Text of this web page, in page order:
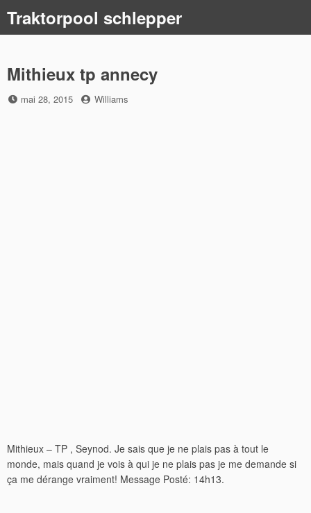
content
Traktorpool schlepper
Mithieux tp annecy
Posted
mai 28, 2015 by
Williams
Mithieux – TP , Seynod. Je sais que je ne plais pas à tout le
monde, mais quand je vois à qui je ne plais pas je me demande si
ça me dérange vraiment! Message Posté: 14h13.